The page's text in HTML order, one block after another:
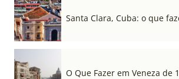
Santa Clara, Cuba: o que
O Que Fazer em Veneza de